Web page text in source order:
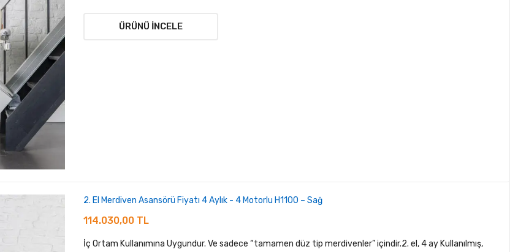
ÜRÜNÜ İNCELE
2. El Merdiven Asansörü Fiyatı 4 Aylık - 4 Motorlu H1100 – Sağ
114.030,00 TL
İç Ortam Kullanımına Uygundur. Ve sadece “tamamen düz tip merdivenler” içindir.2. el, 4 ay Kullanılmış,